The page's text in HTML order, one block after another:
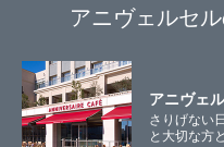
アニヴェルセ
アニヴェ
さりげない
と大切な方